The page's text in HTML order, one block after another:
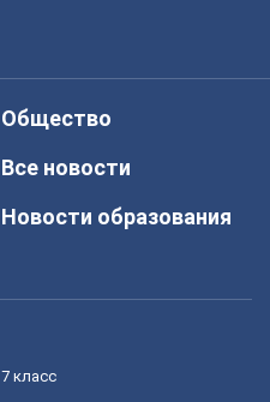
Общество
Все новости
Новости образования
7 класс